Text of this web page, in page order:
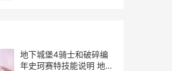
地下城堡4骑士和破碎编
年史珂赛特技能说明 地下